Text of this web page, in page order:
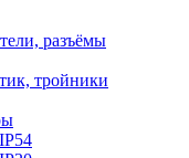
разъёмы
тройники